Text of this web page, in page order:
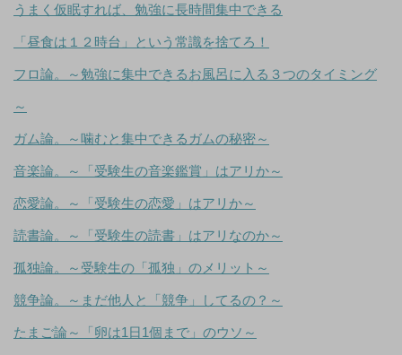
うまく仮眠すれば、勉強に長時間集中できる
「昼食は１２時台」という常識を捨てろ！
フロ論。～勉強に集中できるお風呂に入る３つのタイミング
～
ガム論。～噛むと集中できるガムの秘密～
音楽論。～「受験生の音楽鑑賞」はアリか～
恋愛論。～「受験生の恋愛」はアリか～
読書論。～「受験生の読書」はアリなのか～
孤独論。～受験生の「孤独」のメリット～
競争論。～まだ他人と「競争」してるの？～
たまご論～「卵は1日1個まで」のウソ～